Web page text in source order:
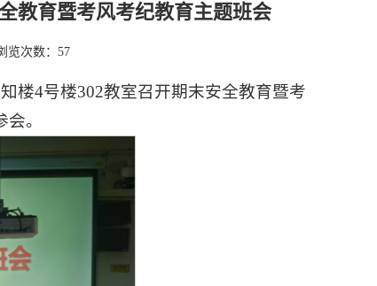
教育暨考风考纪教育主题班会
次数： 57
楼4号楼302教室召开期末安全教育暨考
。